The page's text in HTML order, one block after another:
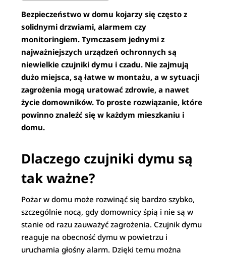
Bezpieczeństwo w domu kojarzy się często z
solidnymi drzwiami, alarmem czy
monitoringiem. Tymczasem jednymi z
najważniejszych urządzeń ochronnych są
niewielkie czujniki dymu i czadu. Nie zajmują
dużo miejsca, są łatwe w montażu, a w sytuacji
zagrożenia mogą uratować zdrowie, a nawet
życie domowników. To proste rozwiązanie, które
powinno znaleźć się w każdym mieszkaniu i
domu.
Dlaczego czujniki dymu są
tak ważne?
Pożar w domu może rozwinąć się bardzo szybko,
szczególnie nocą, gdy domownicy śpią i nie są w
stanie od razu zauważyć zagrożenia. Czujnik dymu
reaguje na obecność dymu w powietrzu i
uruchamia głośny alarm. Dzięki temu można